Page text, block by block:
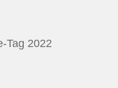
Tag 2022